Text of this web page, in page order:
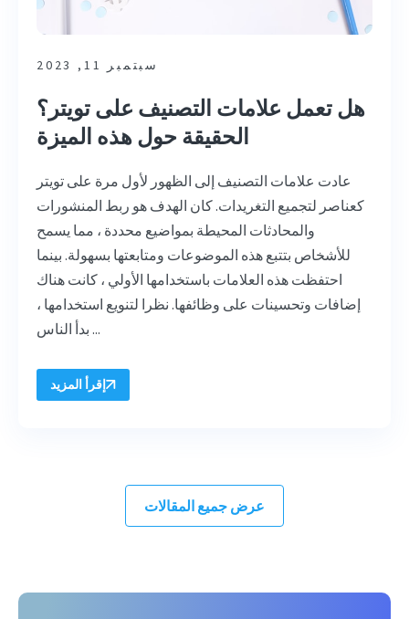
سبتمبر 11, 2023
هل تعمل علامات التصنيف على تويتر؟
الحقيقة حول هذه الميزة
عادت علامات التصنيف إلى الظهور لأول مرة على تويتر
كعناصر لتجميع التغريدات. كان الهدف هو ربط المنشورات
والمحادثات المحيطة بمواضيع محددة ، مما يسمح
للأشخاص بتتبع هذه الموضوعات ومتابعتها بسهولة. بينما
احتفظت هذه العلامات باستخدامها الأولي ، كانت هناك
إضافات وتحسينات على وظائفها. نظرا لتنويع استخدامها ،
بدأ الناس ...
إقرأ المزيد
عرض جميع المقالات